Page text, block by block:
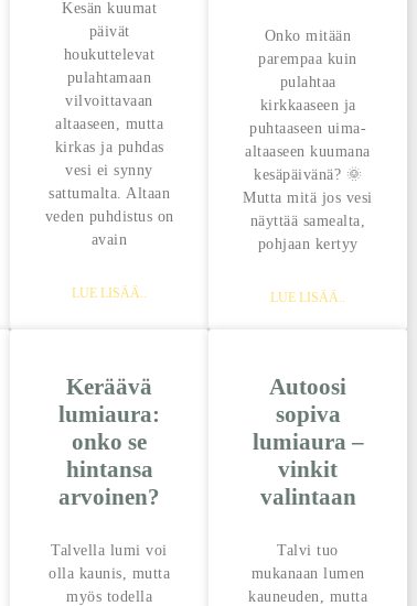
Kesän kuumat
päivät
houkuttelevat
pulahtamaan
vilvoittavaan
altaaseen, mutta
kirkas ja puhdas
vesi ei synny
sattumalta. Altaan
veden puhdistus on
avain
LUE LISÄÄ..
Onko mitään
parempaa kuin
pulahtaa
kirkkaaseen ja
puhtaaseen uima-
altaaseen kuumana
kesäpäivänä? 🌞
Mutta mitä jos vesi
näyttää samealta,
pohjaan kertyy
LUE LISÄÄ..
Keräävä
lumiaura:
onko se
hintansa
arvoinen?
Talvella lumi voi
olla kaunis, mutta
myös todella
Autoosi
sopiva
lumiaura –
vinkit
valintaan
Talvi tuo
mukanaan lumen
kauneuden, mutta